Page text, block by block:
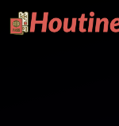
Saltar
al